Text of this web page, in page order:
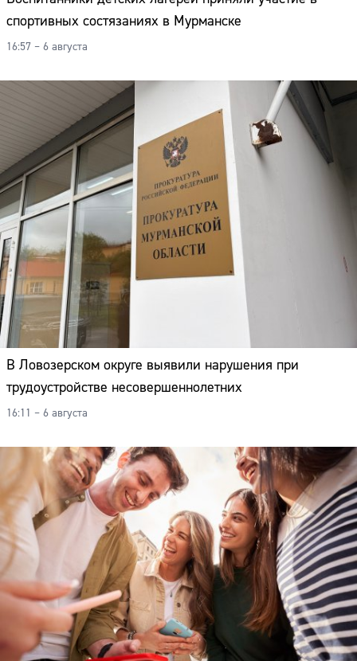
спортивных состязаниях в Мурманске
16:57 – 6 августа
В Ловозерском округе выявили нарушения при
трудоустройстве несовершеннолетних
16:11 – 6 августа